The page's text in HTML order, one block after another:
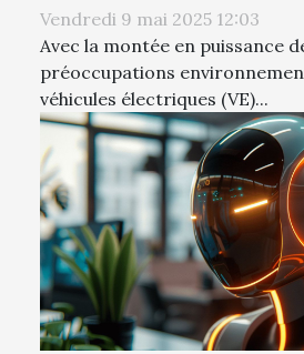
Vendredi 9 mai 2025 12:03
Avec la montée en puissance
préoccupations
véhicules électriques (VE)...